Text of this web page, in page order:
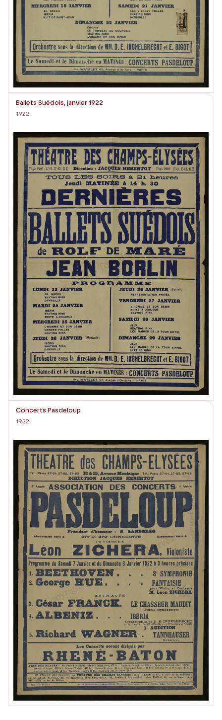
Ballets Suédois, janvier 1922
1922
Concerts Pasdeloup
1922